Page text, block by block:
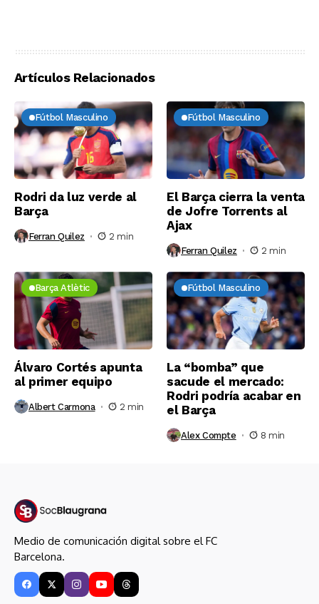
Artículos Relacionados
Fútbol Masculino
Rodri da luz verde al
Barça
Ferran Quilez 2 min
Fútbol Masculino
El Barça cierra la venta
de Jofre Torrents al
Ajax
Ferran Quilez 2 min
Barça Atlètic
Álvaro Cortés apunta
al primer equipo
Albert Carmona 2 min
Fútbol Masculino
La “bomba” que
sacude el mercado:
Rodri podría acabar en
el Barça
Alex Compte 8 min
Medio de comunicación digital sobre el FC
Barcelona.